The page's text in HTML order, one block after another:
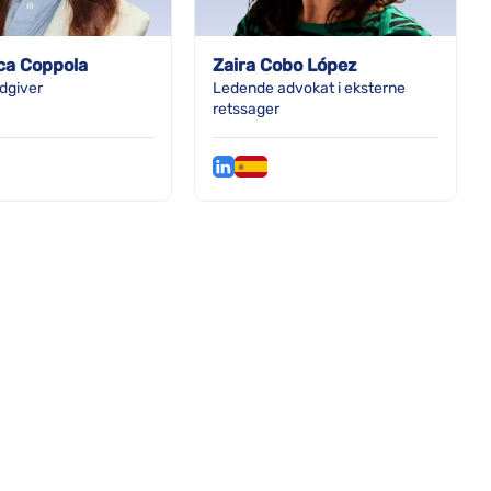
Coppola Zaira Cobo López
Ledende advokat i eksterne
retssager